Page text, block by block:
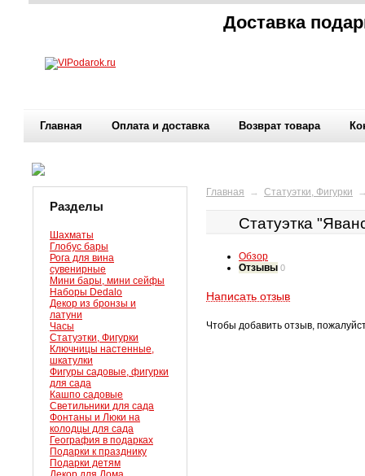
Доставка
Главная Оплата и доставка Возврат товара
Разделы
Шахматы
Глобус бары
Рога для вина
сувенирные
Мини бары, мини сейфы
Наборы Dedalo
Декор из бронзы и
латуни
Часы
Статуэтки, Фигурки
Ключницы настенные,
шкатулки
Фигуры садовые, фигурки
для сада
Кашпо садовые
Светильники для сада
Фонтаны и Люки на
колодцы для сада
География в подарках
Подарки к празднику
Подарки детям
Главная → Статуэтки, Фигурки
Статуэтка
Обзор
Отзывы 0
Написать отзыв
Чтобы добавить отзыв,